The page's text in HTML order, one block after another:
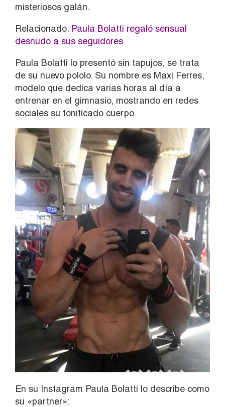
misteriosos galán.
Relacionado: Paula Bolatti regaló sensual
desnudo a sus seguidores
Paula Bolatti lo presentó sin tapujos, se trata
de su nuevo pololo. Su nombre es Maxi Ferres,
modelo que dedica varias horas al día a
entrenar en el gimnasio, mostrando en redes
sociales su tonificado cuerpo.
En su Instagram Paula Bolatti lo describe como
su «partner»: